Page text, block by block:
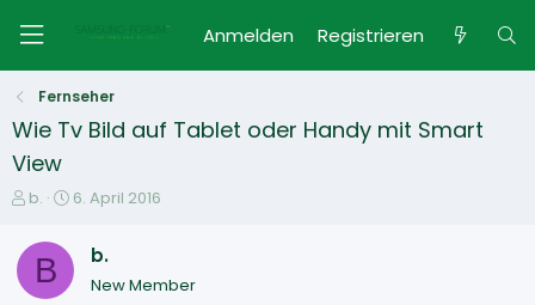
Anmelden Registrieren
Fernseher
Wie Tv Bild auf Tablet oder Handy mit Smart
View
E
s
e
b.
E
t
6. April 2016
B b.
New Member